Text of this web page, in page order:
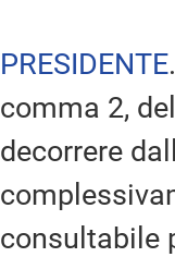
PRESIDENTE
comma 2,
decorrere
consultabile